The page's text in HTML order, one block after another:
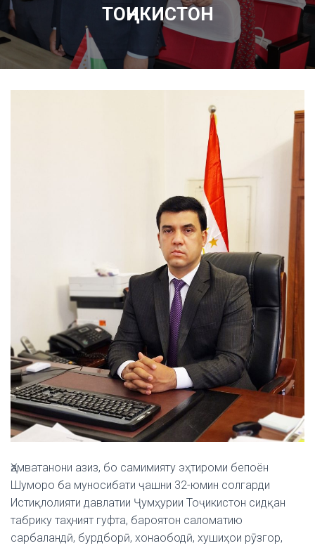
ТОҶИКИСТОН
Ҳамватанони азиз, бо самимияту эҳтироми бепоён
Шуморо ба муносибати ҷашни 32-юмин солгарди
Истиқлолияти давлатии Ҷумҳурии Тоҷикистон сидқан
табрику таҳният гуфта, бароятон саломатию
сарбаландӣ, бурдборӣ, хонаободӣ, хушиҳои рӯзгор,